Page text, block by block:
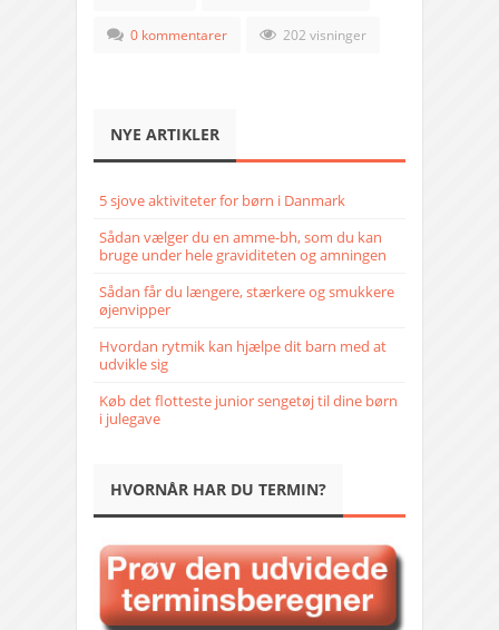
0 kommentarer 202 visninger
NYE ARTIKLER
5 sjove aktiviteter for børn i Danmark
Sådan vælger du en amme-bh, som du kan
bruge under hele graviditeten og amningen
Sådan får du længere, stærkere og smukkere
øjenvipper
Hvordan rytmik kan hjælpe dit barn med at
udvikle sig
Køb det flotteste junior sengetøj til dine børn
i julegave
HVORNÅR HAR DU TERMIN?